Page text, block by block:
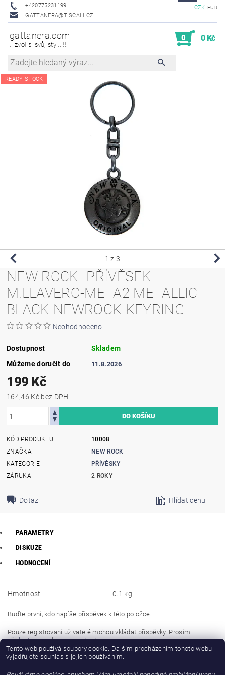
+420775231199
GATTANERA@TISCALI.CZ
CZK EUR
gattanera.com
...zvol si svůj styl...!!!
0 0 Kč
READY STOCK
1 z 3
NEW ROCK -PŘÍVĚSEK
M.LLAVERO-META2 METALLIC
BLACK NEWROCK KEYRING
Neohodnoceno
Dostupnost
Skladem
Můžeme doručit do
11.8.2026
199 Kč
164,46 Kč bez DPH
KÓD PRODUKTU
10008
ZNAČKA
NEW ROCK
KATEGORIE
PŘÍVĚSKY
ZÁRUKA
2 ROKY
Dotaz Hlídat cenu
PARAMETRY
DISKUZE
HODNOCENÍ
Hmotnost 0.1 kg
Buďte první, kdo napíše příspěvek k této položce.
Pouze registrovaní uživatelé mohou vkládat příspěvky. Prosím
přihlaste senebo seregistrujte.
Buďte první, kdo napíše příspěvek k této položce.
Tento web používá soubory cookie. Dalším procházením tohoto webu
vyjadřujete souhlas s jejich používáním.